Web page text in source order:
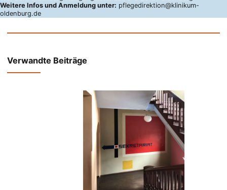
Weitere Infos und Anmeldung unter: pflegedirektion@klinikum-
oldenburg.de
Verwandte Beiträge